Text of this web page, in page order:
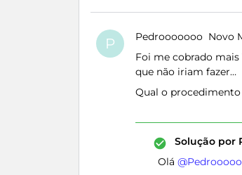
P Pedrooooooo Novo
Foi me cobrado
que não iriam fazer…
Qual o procedimento
Solução por
Olá ​